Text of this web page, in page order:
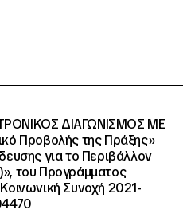
ΔΙΑΓΩΝΙΣΜΟΣ ΜΕ
Προβολής της Πράξης»
για το Περιβάλλον
του Προγράμματος
Συνοχή 2021-